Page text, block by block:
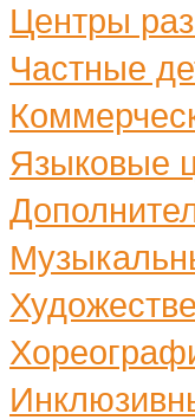
Центры
Частные
Языковые